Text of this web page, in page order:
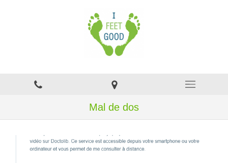
Mal de dos